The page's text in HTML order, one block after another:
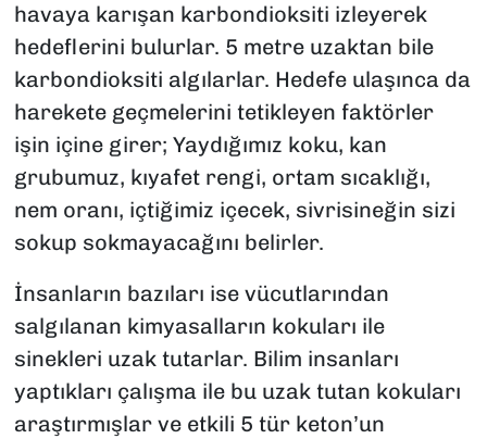
havaya karışan karbondioksiti izleyerek
hedeflerini bulurlar. 5 metre uzaktan bile
karbondioksiti algılarlar. Hedefe ulaşınca da
harekete geçmelerini tetikleyen faktörler
işin içine girer; Yaydığımız koku, kan
grubumuz, kıyafet rengi, ortam sıcaklığı,
nem oranı, içtiğimiz içecek, sivrisineğin sizi
sokup sokmayacağını belirler.
İnsanların bazıları ise vücutlarından
salgılanan kimyasalların kokuları ile
sinekleri uzak tutarlar. Bilim insanları
yaptıkları çalışma ile bu uzak tutan kokuları
araştırmışlar ve etkili 5 tür keton’un